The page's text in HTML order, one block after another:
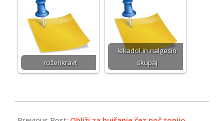
roženkravt
lekadol in nalgesin
skupaj
12-